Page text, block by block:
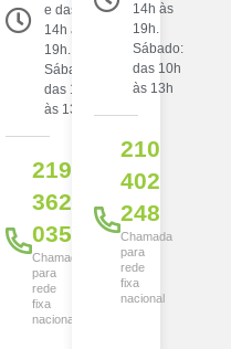
e das
14h às
19h.
Sábado:
das 10h
às 13h
219
362
035
Chamada
para
rede
fixa
nacional
14h às
19h.
Sábado:
das 10h
às 13h
210
402
248
Chamada
para
rede
fixa
nacional